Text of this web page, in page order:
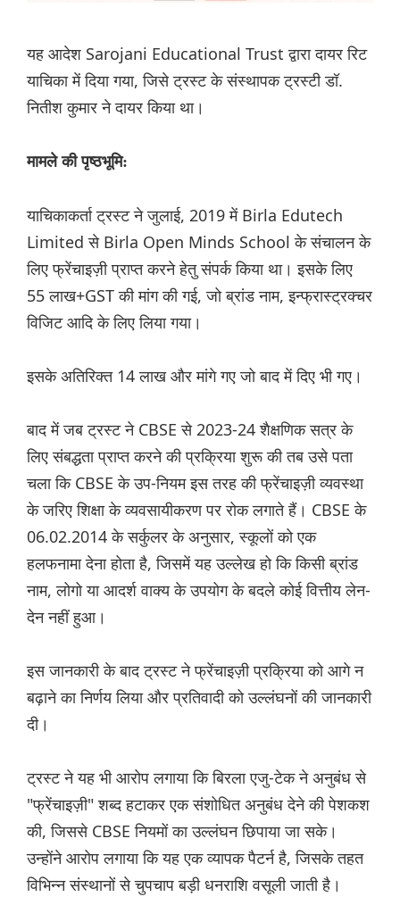
यह आदेश Sarojani Educational Trust द्वारा दायर रिट
याचिका में दिया गया, जिसे ट्रस्ट के संस्थापक ट्रस्टी डॉ.
नितीश कुमार ने दायर किया था।
मामले की पृष्ठभूमि:
याचिकाकर्ता ट्रस्ट ने जुलाई, 2019 में Birla Edutech
Limited से Birla Open Minds School के संचालन के
लिए फ्रेंचाइज़ी प्राप्त करने हेतु संपर्क किया था। इसके लिए
55 लाख+GST की मांग की गई, जो ब्रांड नाम, इन्फ्रास्ट्रक्चर
विजिट आदि के लिए लिया गया।
इसके अतिरिक्त 14 लाख और मांगे गए जो बाद में दिए भी गए।
बाद में जब ट्रस्ट ने CBSE से 2023-24 शैक्षणिक सत्र के
लिए संबद्धता प्राप्त करने की प्रक्रिया शुरू की तब उसे पता
चला कि CBSE के उप-नियम इस तरह की फ्रेंचाइज़ी व्यवस्था
के जरिए शिक्षा के व्यवसायीकरण पर रोक लगाते हैं। CBSE के
06.02.2014 के सर्कुलर के अनुसार, स्कूलों को एक
हलफनामा देना होता है, जिसमें यह उल्लेख हो कि किसी ब्रांड
नाम, लोगो या आदर्श वाक्य के उपयोग के बदले कोई वित्तीय लेन-
देन नहीं हुआ।
इस जानकारी के बाद ट्रस्ट ने फ्रेंचाइज़ी प्रक्रिया को आगे न
बढ़ाने का निर्णय लिया और प्रतिवादी को उल्लंघनों की जानकारी
दी।
ट्रस्ट ने यह भी आरोप लगाया कि बिरला एजु-टेक ने अनुबंध से
"फ्रेंचाइज़ी" शब्द हटाकर एक संशोधित अनुबंध देने की पेशकश
की, जिससे CBSE नियमों का उल्लंघन छिपाया जा सके।
उन्होंने आरोप लगाया कि यह एक व्यापक पैटर्न है, जिसके तहत
विभिन्न संस्थानों से चुपचाप बड़ी धनराशि वसूली जाती है।